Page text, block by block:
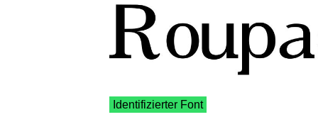
Identifizierter Font